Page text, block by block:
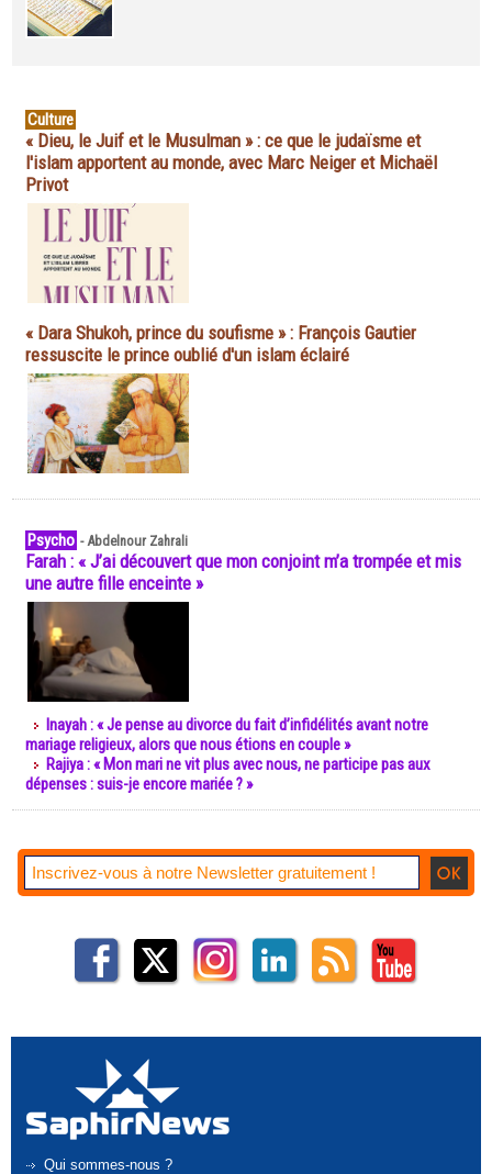
Culture
« Dieu, le Juif et le Musulman » : ce que le judaïsme et
l'islam apportent au monde, avec Marc Neiger et Michaël
Privot
« Dara Shukoh, prince du soufisme » : François Gautier
ressuscite le prince oublié d'un islam éclairé
Psycho -Abdelnour Zahrali
Farah : « J’ai découvert que mon conjoint m’a trompée et mis
une autre fille enceinte »
Inayah : « Je pense au divorce du fait d’infidélités avant notre
mariage religieux, alors que nous étions en couple »
Rajiya : « Mon mari ne vit plus avec nous, ne participe pas aux
dépenses : suis-je encore mariée ? »
Qui sommes-nous ?